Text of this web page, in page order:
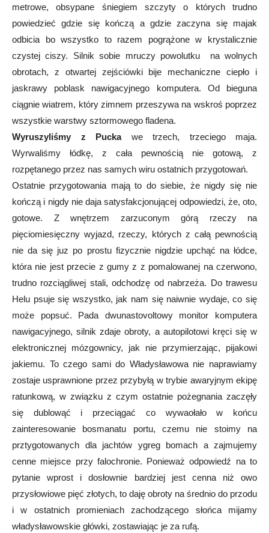
metrowe, obsypane śniegiem szczyty o których trudno
powiedzieć gdzie się kończą a gdzie zaczyna się majak
odbicia bo wszystko to razem pogrążone w krystalicznie
czystej ciszy. Silnik sobie mruczy powolutku na wolnych
obrotach, z otwartej zejściówki bije mechaniczne ciepło i
jaskrawy poblask nawigacyjnego komputera. Od bieguna
ciągnie wiatrem, który zimnem przeszywa na wskroś poprzez
wszystkie warstwy sztormowego fladena.
Wyruszyliśmy z Puckawe trzech, trzeciego maja.
Wyrwaliśmy łódkę, z cała pewnością nie gotową, z
rozpętanego przez nas samych wiru ostatnich przygotowań.
Ostatnie przygotowania mają to do siebie, że nigdy się nie
kończą i nigdy nie daja satysfakcjonującej odpowiedzi, że, oto,
gotowe. Z wnętrzem zarzuconym górą rzeczy na
pięciomiesięczny wyjazd, rzeczy, których z całą pewnością
nie da się juz po prostu fizycznie nigdzie upchąć na łódce,
która nie jest przecie z gumy z z pomalowanej na czerwono,
trudno rozciągliwej stali, odchodzę od nabrzeża. Do trawesu
Helu psuje się wszystko, jak nam się naiwnie wydaje, co się
może popsuć. Pada dwunastovoltowy monitor komputera
nawigacyjnego, silnik zdaje obroty, a autopilotowi kręci się w
elektronicznej mózgownicy, jak nie przymierzając, pijakowi
jakiemu. To czego sami do Władysławowa nie naprawiamy
zostaje usprawnione przez przybyłą w trybie awaryjnym ekipę
ratunkową, w związku z czym ostatnie pożegnania zaczęły
się dublowąć i przeciągać co wywaołało w końcu
zainteresowanie bosmanatu portu, czemu nie stoimy na
prztygotowanych dla jachtów ygreg bomach a zajmujemy
cenne miejsce przy falochronie. Ponieważ odpowiedź na to
pytanie wprost i dosłownie bardziej jest cenna niż owo
przysłowiowe pięć złotych, to daję obroty na średnio do przodu
i w ostatnich promieniach zachodzącego słońca mijamy
władysławowskie główki, zostawiając je za rufą.